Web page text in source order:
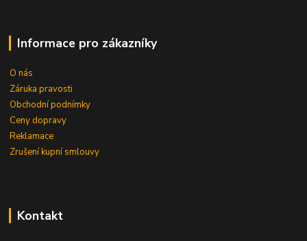
Informace pro zákazníky
O nás
Záruka pravosti
Obchodní podnímky
Ceny dopravy
Reklamace
Zrušení kupní smlouvy
Kontakt